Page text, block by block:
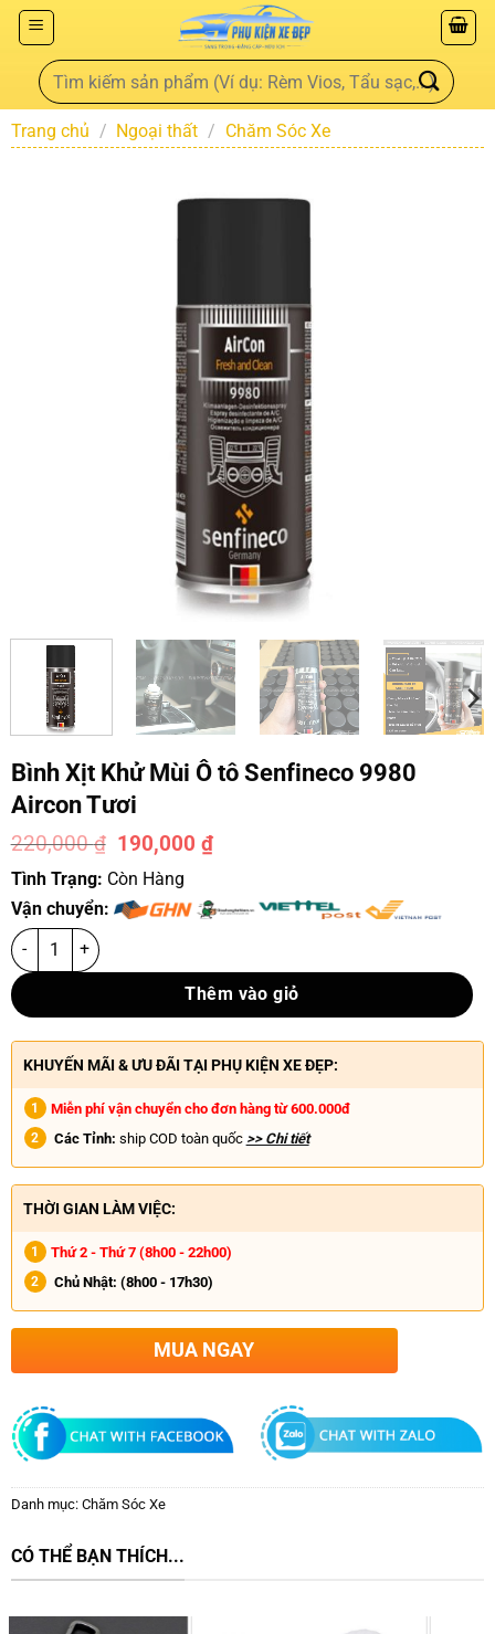
Trang chủ / Ngoại thất / Chăm Sóc Xe
Bình Xịt Khử Mùi Ô tô Senfineco 9980
Aircon Tươi
220,000₫ 190,000₫
Tình Trạng: Còn Hàng
Vận chuyển:
Thêm vào giỏ
KHUYẾN MÃI & ƯU ĐÃI TẠI PHỤ KIỆN XE ĐẸP:
Miễn phí vận chuyển cho đơn hàng từ 600.000đ
Các Tỉnh: ship COD toàn quốc >> Chi tiết
THỜI GIAN LÀM VIỆC:
Thứ 2 - Thứ 7 (8h00 - 22h00)
Chủ Nhật: (8h00 - 17h30)
MUA NGAY
Danh mục: Chăm Sóc Xe
CÓ THỂ BẠN THÍCH...